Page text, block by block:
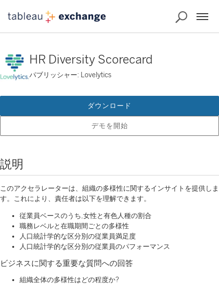
HR Diversity Scorecard
パブリッシャー: Lovelytics
デモを開始
ダウンロード
説明
このアクセラレーターは、組織の多様性に関するインサイトを提供しま
す。これにより、責任者は以下を理解できます。
従業員ベースのうち,女性と有色人種の割合
職務レベルと在職期間ごとの多様性
人口統計学的な区分別の従業員満足度
人口統計学的な区分別の従業員のパフォーマンス
ビジネスに関する重要な質問への回答
組織全体の多様性はどの程度か?